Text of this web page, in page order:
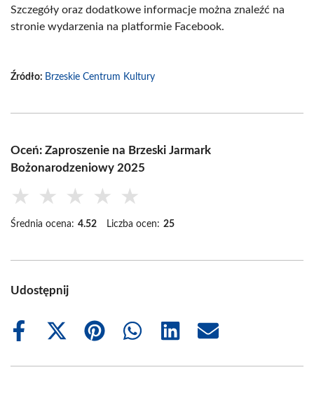
Szczegóły oraz dodatkowe informacje można znaleźć na
stronie wydarzenia na platformie Facebook.
Źródło: Brzeskie Centrum Kultury
Oceń: Zaproszenie na Brzeski Jarmark
Bożonarodzeniowy 2025
★ ★ ★ ★ ★
Średnia ocena: 4.52 Liczba ocen: 25
Udostępnij
Share
Share
(Twitter)
Share
Share
Share
Share